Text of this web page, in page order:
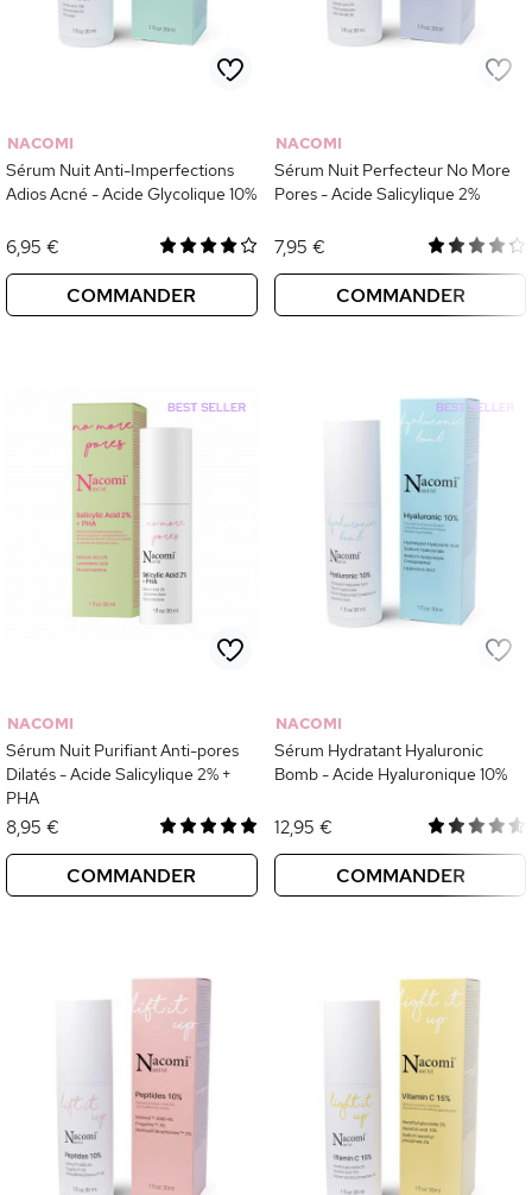
NACOMI
Sérum Nuit Anti-Imperfections
Adios Acné - Acide Glycolique 10%
6,95 €
COMMANDER
NACOMI
Sérum Nuit Perfecteur No More
Pores - Acide Salicylique 2%
7,95 €
COMMANDER
NACOMI
Sérum Nuit Purifiant Anti-pores
Dilatés - Acide Salicylique 2% +
PHA
8,95 €
COMMANDER
NACOMI
Sérum Hydratant Hyaluronic
Bomb - Acide Hyaluronique 10%
12,95 €
COMMANDER